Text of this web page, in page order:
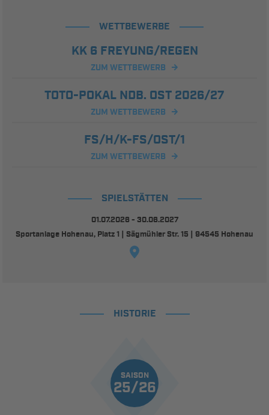
WETTBEWERBE
KK 6 FREYUNG/REGEN
ZUM WETTBEWERB
TOTO-POKAL NDB. OST 2026/27
ZUM WETTBEWERB
FS/H/K-FS/OST/1
ZUM WETTBEWERB
SPIELSTÄTTEN
01.07.2026 - 30.06.2027
Sportanlage Hohenau, Platz 1 | Sägmühler Str. 15 | 94545 Hohenau
HISTORIE
SAISON
25/26